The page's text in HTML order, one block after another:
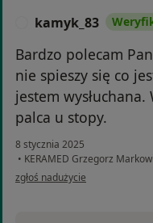
kamyk_83
Bardzo polecam
nie spieszy się co
jestem wysłuchana.
palca u stopy.
8 stycznia 2025
• KERAMED Grzegorz
w opinii użytkownika kamyk_83
zgłoś nadużycie